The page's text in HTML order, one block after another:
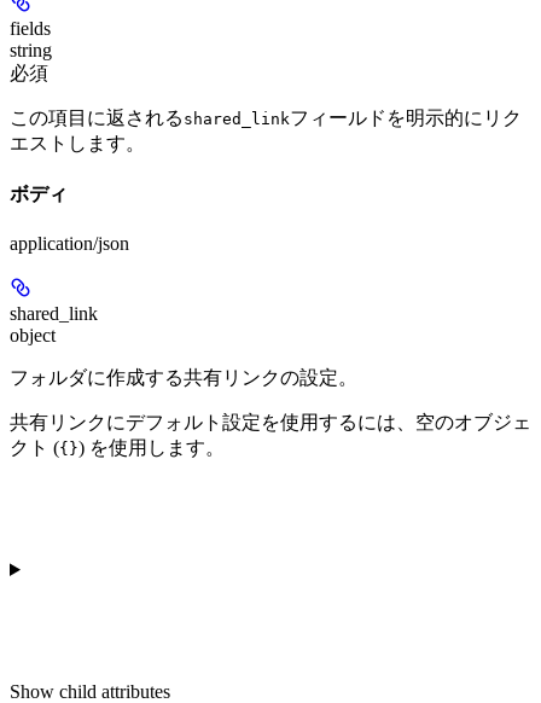
fields
string
必須
この項目に返される shared_linkフィールドを明示的にリク
エストします。
ボディ
application/json
shared_link
object
フォルダに作成する共有リンクの設定。
共有リンクにデフォルト設定を使用するには、空のオブジェ
クト ({}) を使用します。
Show child attributes